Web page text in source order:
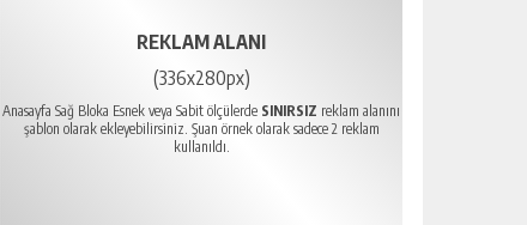
REKLAM ALANI
(336x280px)
Anasayfa Sağ Bloka Esnek veya Sabit ölçülerde SINIRSIZ reklam alanını
şablon olarak ekleyebilirsiniz. Şuan örnek olarak sadece 2 reklam
kullanıldı.